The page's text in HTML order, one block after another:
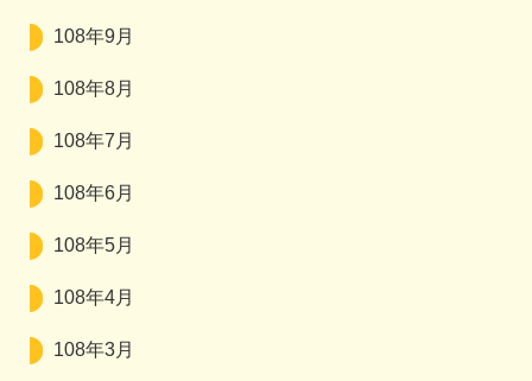
108年9月
108年8月
108年7月
108年6月
108年5月
108年4月
108年3月